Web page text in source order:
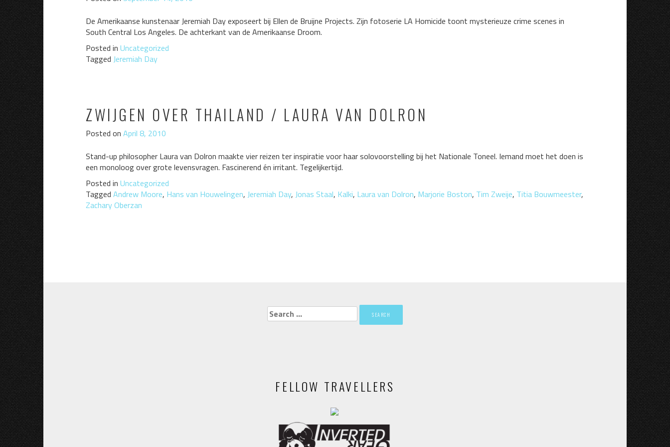
De Amerikaanse kunstenaar Jeremiah Day exposeert bij Ellen de Bruijne Projects. Zijn fotoserie LA Homicide toont mysterieuze crime scenes in
South Central Los Angeles. De achterkant van de Amerikaanse Droom.
Posted in Uncategorized
Tagged Jeremiah Day
ZWIJGEN OVER THAILAND / LAURA VAN DOLRON
Posted on April 8, 2010
Stand-up philosopher Laura van Dolron maakte vier reizen ter inspiratie voor haar solovoorstelling bij het Nationale Toneel. Iemand moet het doen is
een monoloog over grote levensvragen. Fascinerend én irritant. Tegelijkertijd.
Posted in Uncategorized
Tagged Andrew Moore, Hans van Houwelingen, Jeremiah Day, Jonas Staal, Kalki, Laura van Dolron, Marjorie Boston, Tim Zweije, Titia Bouwmeester,
Zachary Oberzan
Search
for:
FELLOW TRAVELLERS